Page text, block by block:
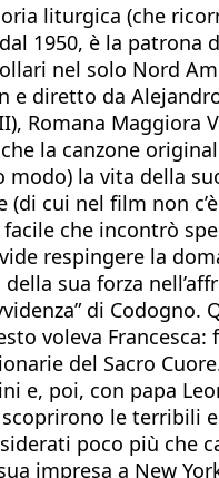
liturgica (che
1950, è la patrona
nel solo Nord
e diretto da
Romana Maggiora
la canzone
modo) la vita della
cui nel film non
che incontrò
respingere la
sua forza
di
voleva
del Sacro
e, poi, con papa
le
poco più che
impresa a New